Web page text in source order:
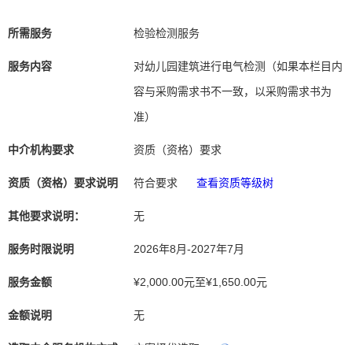
所需服务 检验检测服务
服务内容
对幼儿园建筑进行电气检测（如果本栏目内
容与采购需求书不一致，以采购需求书为
准）
中介机构要求 资质（资格）要求
资质（资格）要求说明 符合要求 查看资质等级树
其他要求说明： 无
服务时限说明 2026年8月-2027年7月
服务金额 ¥2,000.00元至¥1,650.00元
金额说明 无